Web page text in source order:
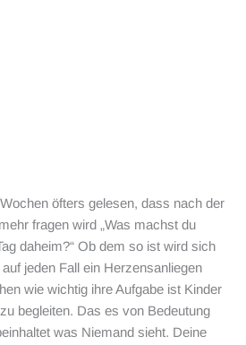
öfters gelesen, dass nach der
fragen wird „Was machst du
daheim?“ Ob dem so ist wird sich
jeden Fall ein Herzensanliegen
wie wichtig ihre Aufgabe ist Kinder
begleiten. Das es von Bedeutung
was Niemand sieht. Deine